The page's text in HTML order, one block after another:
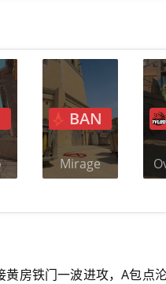
BAN
Mirage
房铁门一波进攻，A包点